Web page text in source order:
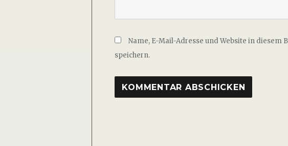
Name, E-Mail-Adresse und Website in
speichern.